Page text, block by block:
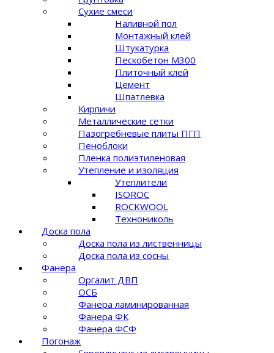
Сухие смеси
Наливной пол
Монтажный клей
Штукатурка
Пескобетон М300
Плиточный клей
Цемент
Шпатлевка
Кирпичи
Металлические сетки
Пазогребневые плиты ПГП
Пеноблоки
Пленка полиэтиленовая
Утепление и изоляция
Утеплители
ISOROC
ROCKWOOL
Технониколь
Доска пола
Доска пола из лиственницы
Доска пола из сосны
Фанера
Оргалит ДВП
ОСБ
Фанера ламинированная
Фанера ФК
Фанера ФСФ
Погонаж